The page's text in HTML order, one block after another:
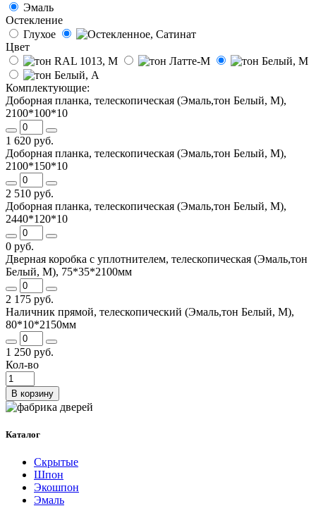
Эмаль
Остекление
Глухое
Цвет
Комплектующие:
Доборная планка, телескопическая (Эмаль,тон Белый, М),
2100*100*10
1 620 руб.
Доборная планка, телескопическая (Эмаль,тон Белый, М),
2100*150*10
2 510 руб.
Доборная планка, телескопическая (Эмаль,тон Белый, М),
2440*120*10
0 руб.
Дверная коробка с уплотнителем, телескопическая (Эмаль,тон
Белый, М), 75*35*2100мм
2 175 руб.
Наличник прямой, телескопический (Эмаль,тон Белый, М),
80*10*2150мм
1 250 руб.
Кол-во
В корзину
Каталог
Скрытые
Шпон
Экошпон
Эмаль